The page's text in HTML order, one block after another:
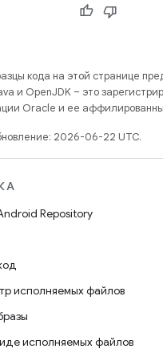
кода на этой странице
и OpenJDK – это
Oracle и ее
2026-06-22 UTC.
Repository
исполняемых файлов
исполняемых файлов